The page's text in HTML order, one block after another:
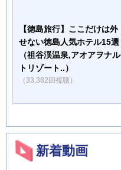
【徳島旅行】ここだけは外
せない徳島人気ホテル15選
（祖谷渓温泉,アオアヲナル
トリゾート..）
（33,382回視聴）
新着動画